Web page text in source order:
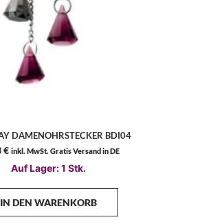
DAMENOHRSTECKER BDI04
€ inkl. MwSt. Gratis Versand in DE
Auf Lager: 1 Stk.
IN DEN WARENKORB